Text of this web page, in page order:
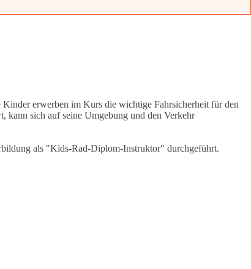
erwerben im Kurs die wichtige Fahrsicherheit für den
kann sich auf seine Umgebung und den Verkehr
als "Kids-Rad-Diplom-Instruktor" durchgeführt.